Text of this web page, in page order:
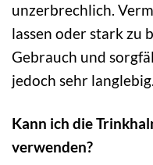
unzerbrechlich.
lassen oder stark zu
Gebrauch und
jedoch sehr langlebig.
Kann ich die
verwenden?